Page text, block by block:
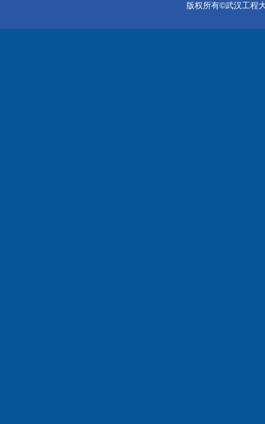
版权所有©武汉工程